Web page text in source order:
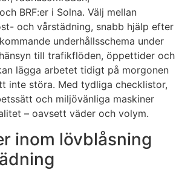
BRF:er i Solna. Välj mellan
och vårstädning, snabb hjälp efter
underhållsschema under
till trafikflöden, öppettider och
lägga arbetet tidigt på morgonen
inte störa. Med tydliga checklistor,
och miljövänliga maskiner
– oavsett väder och volym.
inom lövblåsning